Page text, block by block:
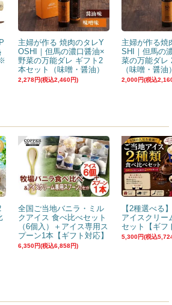
主婦が作る 焼肉のタレY
OSHI｜但馬の濃口醤油×
野菜の万能ダレ ギフト2
本セット（味噌・醤油）
2,278円(税込2,460円)
主婦が作る焼
SHI｜但馬の
菜の万能ダレ
（味噌・醤油
2,000円(税込
全国ご当地バニラ・ミル
クアイス 食べ比べセット
（6個入）＋アイス専用ス
プーン1本【ギフト対応】
6,350円(税込6,858円)
【2種選べる
アイスクリー
セット【ギフ
5,300円(税込